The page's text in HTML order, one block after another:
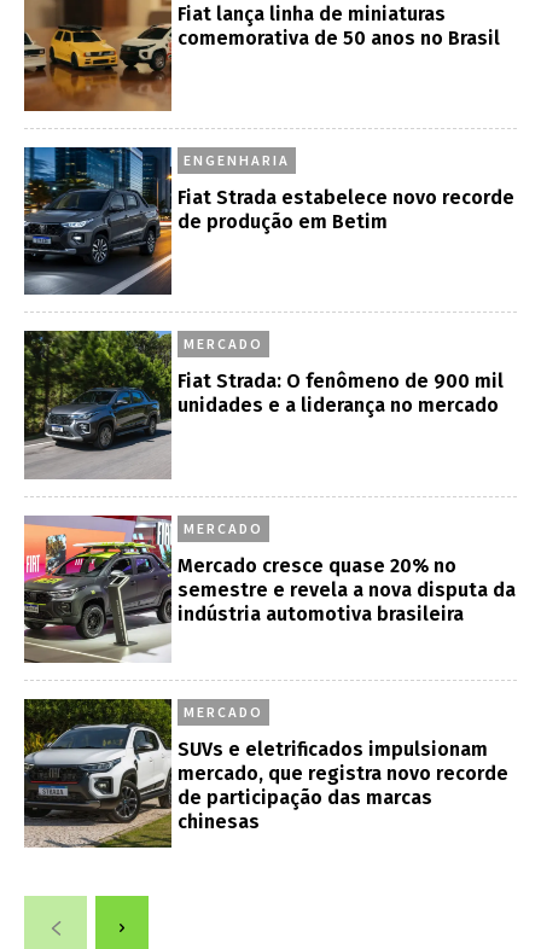
Fiat lança linha de miniaturas
comemorativa de 50 anos no Brasil
ENGENHARIA
Fiat Strada estabelece novo recorde
de produção em Betim
MERCADO
Fiat Strada: O fenômeno de 900 mil
unidades e a liderança no mercado
MERCADO
Mercado cresce quase 20% no
semestre e revela a nova disputa da
indústria automotiva brasileira
MERCADO
SUVs e eletrificados impulsionam
mercado, que registra novo recorde
de participação das marcas
chinesas